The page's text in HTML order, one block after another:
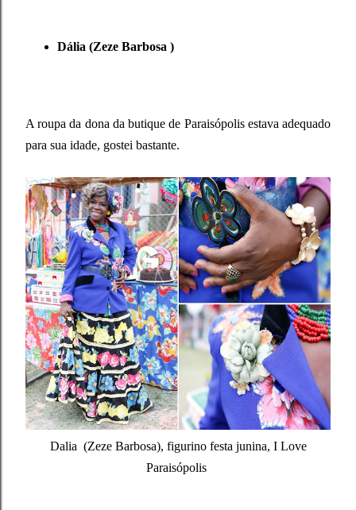
Dália (Zeze Barbosa )
A roupa da dona da butique de Paraisópolis estava adequado
para sua idade, gostei bastante.
Dalia (Zeze Barbosa), figurino festa junina, I Love
Paraisópolis